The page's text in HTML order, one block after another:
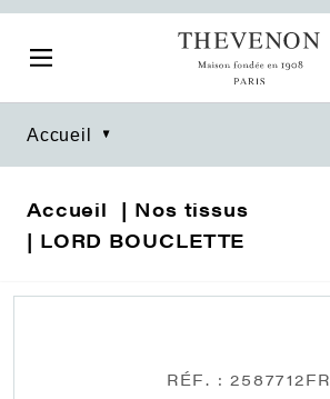
Accueil
Accueil
Nos tissus
LORD BOUCLETTE
RÉF. : 2587712FR